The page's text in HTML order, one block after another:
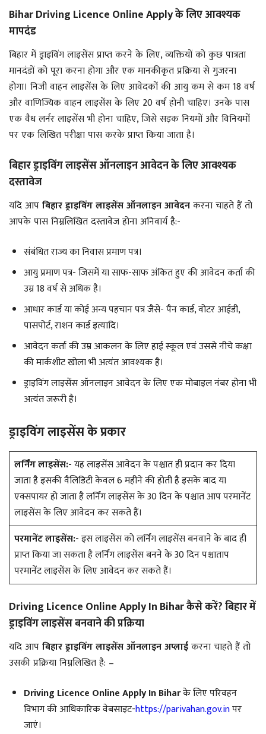
Bihar Driving Licence Online Apply के लिए आवश्यक
मापदंड
बिहार में ड्राइविंग लाइसेंस प्राप्त करने के लिए, व्यक्तियों को कुछ पात्रता
मानदंडों को पूरा करना होगा और एक मानकीकृत प्रक्रिया से गुजरना
होगा। निजी वाहन लाइसेंस के लिए आवेदकों की आयु कम से कम 18 वर्ष
और वाणिज्यिक वाहन लाइसेंस के लिए 20 वर्ष होनी चाहिए। उनके पास
एक वैध लर्नर लाइसेंस भी होना चाहिए, जिसे सड़क नियमों और विनियमों
पर एक लिखित परीक्षा पास करके प्राप्त किया जाता है।
बिहार ड्राइविंग लाइसेंस ऑनलाइन आवेदन के लिए आवश्यक
दस्तावेज
यदि आपबिहारड्राइविंग लाइसेंस ऑनलाइन आवेदनकरना चाहते हैं तो
आपके पास निम्नलिखित दस्तावेज होना अनिवार्य है:-
संबंधित राज्य का निवास प्रमाण पत्र।
आयु प्रमाण पत्र- जिसमें या साफ-साफ अंकित हुए की आवेदन कर्ता की
उम्र 18 वर्ष से अधिक है।
आधार कार्ड या कोई अन्य पहचान पत्र जैसे- पैन कार्ड, वोटर आईडी,
पासपोर्ट, राशन कार्ड इत्यादि।
आवेदन कर्ता की उम्र आकलन के लिए हाई स्कूल एवं उससे नीचे कक्षा
की मार्कशीट खोला भी अत्यंत आवश्यक है।
ड्राइविंग लाइसेंस ऑनलाइन आवेदन के लिए एक मोबाइल नंबर होना भी
अत्यंत जरूरी है।
ड्राइविंग लाइसेंस के प्रकार
लर्निंग लाइसेंस:-यह लाइसेंस आवेदन के पश्चात ही प्रदान कर दिया
जाता है इसकी वैलिडिटी केवल 6 महीने की होती है इसके बाद या
एक्सपायर हो जाता है लर्निंग लाइसेंस के 30 दिन के पश्चात आप परमानेंट
लाइसेंस के लिए आवेदन कर सकते हैं।
परमानेंट लाइसेंस:-इस लाइसेंस को लर्निंग लाइसेंस बनवाने के बाद ही
प्राप्त किया जा सकता है लर्निंग लाइसेंस बनने के 30 दिन पश्चाताप
परमानेंट लाइसेंस के लिए आवेदन कर सकते हैं।
Driving Licence Online Apply In Bihar कैसे करें? बिहार में
ड्राइविंग लाइसेंस बनवाने की प्रक्रिया
यदि आपबिहार ड्राइविंग लाइसेंस ऑनलाइन अप्लाईकरना चाहते हैं तो
उसकी प्रक्रिया निम्नलिखित है: –
Driving Licence Online Apply In Biharके लिए परिवहन
विभाग की आधिकारिक वेबसाइट-https://parivahan.gov.inपर
जाएं।